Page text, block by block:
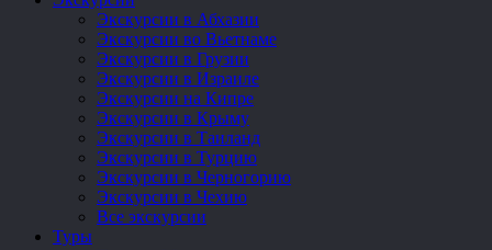
Экскурсии в Абхазии
Экскурсии во Вьетнаме
Экскурсии в Грузии
Экскурсии в Израиле
Экскурсии на Кипре
Экскурсии в Крыму
Экскурсии в Таиланд
Экскурсии в Турцию
Экскурсии в Черногорию
Экскурсии в Чехию
Все экскурсии
Туры